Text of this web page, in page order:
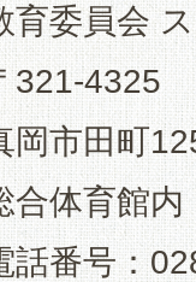
育委員会
321-4325
岡市田町
合体育館内
話番号：